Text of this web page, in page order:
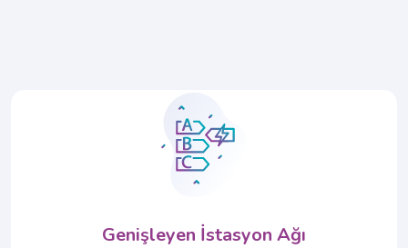
Genişleyen İstasyon Ağı